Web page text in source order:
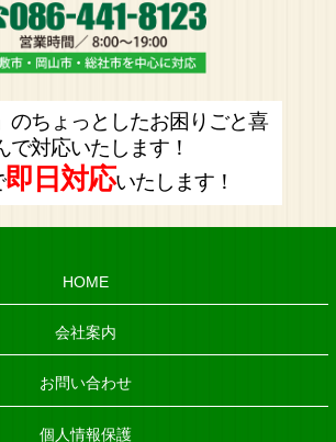
のちょっとしたお困りごと喜
で対応いたします！
即日対応いたします！
HOME
会社案内
お問い合わせ
個人情報保護